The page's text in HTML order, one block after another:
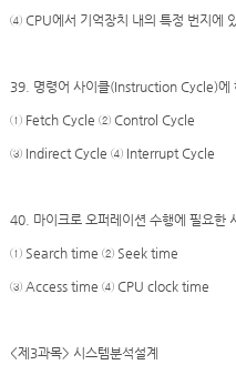
④ CPU에서 기억장치 내의 특정 번지에
39. 명령어 사이클(Instruction Cycle)에
① Fetch Cycle ② Control Cycle
③ Indirect Cycle ④ Interrupt Cycle
40. 마이크로 오퍼레이션 수행에 필요한
① Search time ② Seek time
③ Access time ④ CPU clock time
<제3과목> 시스템분석설계